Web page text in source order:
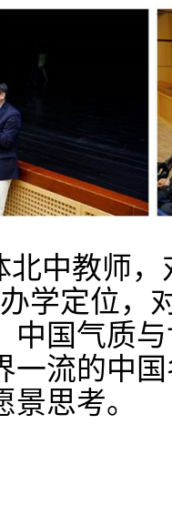
北中教师
学定位，
中国气质
一流的中
思考。